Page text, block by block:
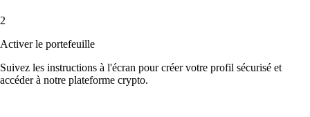
2
Activer le portefeuille
Suivez les instructions à l'écran pour créer votre profil sécurisé et
accéder à notre plateforme crypto.